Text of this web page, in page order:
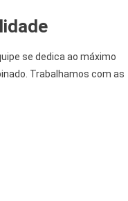
se dedica ao máximo
Trabalhamos com as